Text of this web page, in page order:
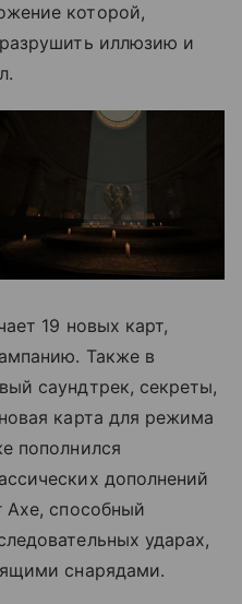
которой,
иллюзию и
19 новых карт,
Также в
саундтрек, секреты,
карта для режима
пополнился
дополнений
способный
ударах,
снарядами.